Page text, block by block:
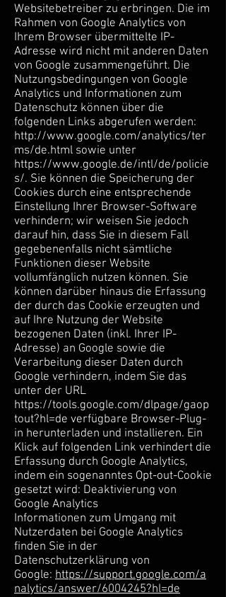
Websitebetreiber zu erbringen. Die im
Rahmen von Google Analytics von
Ihrem Browser übermittelte IP-
Adresse wird nicht mit anderen Daten
von Google zusammengeführt. Die
Nutzungsbedingungen von Google
Analytics und Informationen zum
Datenschutz können über die
folgenden Links abgerufen werden:
http://www.google.com/analytics/ter
ms/de.html sowie unter
https://www.google.de/intl/de/policie
s/. Sie können die Speicherung der
Cookies durch eine entsprechende
Einstellung Ihrer Browser-Software
verhindern; wir weisen Sie jedoch
darauf hin, dass Sie in diesem Fall
gegebenenfalls nicht sämtliche
Funktionen dieser Website
vollumfänglich nutzen können. Sie
können darüber hinaus die Erfassung
der durch das Cookie erzeugten und
auf Ihre Nutzung der Website
bezogenen Daten (inkl. Ihrer IP-
Adresse) an Google sowie die
Verarbeitung dieser Daten durch
Google verhindern, indem Sie das
unter der URL
https://tools.google.com/dlpage/gaop
tout?hl=de verfügbare Browser-Plug-
in herunterladen und installieren. Ein
Klick auf folgenden Link verhindert die
Erfassung durch Google Analytics,
indem ein sogenanntes Opt-out-Cookie
gesetzt wird: Deaktivierung von
Google Analytics
Informationen zum Umgang mit
Nutzerdaten bei Google Analytics
finden Sie in der
Datenschutzerklärung von
Google: https://support.google.com/a
nalytics/answer/6004245?hl=de